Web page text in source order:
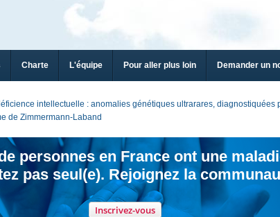
Charte L'équipe Pour aller plus loin Demander un
intellectuelle : anomalies génétiques ultrarares, diagnostiquées
de Zimmermann-Laband
personnes en France ont une
pas seul(e). Rejoignez la
Inscrivez-vous